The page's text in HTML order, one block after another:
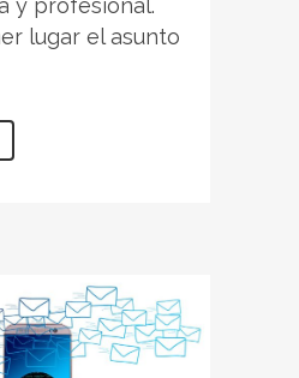
y profesional.
lugar el asunto